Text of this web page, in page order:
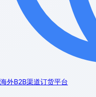
海外B2B渠道订货平台